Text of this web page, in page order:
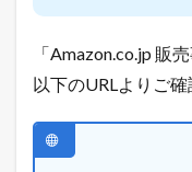
れ
ヒ
ト
「Amazon.co.jp 販
以下のURLよりご確